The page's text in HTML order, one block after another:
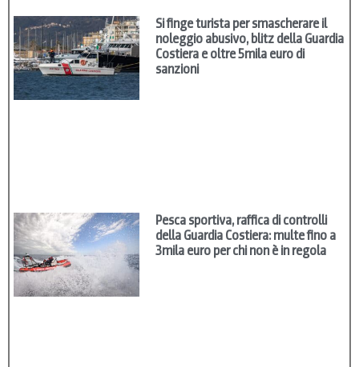
Si finge turista per smascherare il
noleggio abusivo, blitz della Guardia
Costiera e oltre 5mila euro di
sanzioni
Pesca sportiva, raffica di controlli
della Guardia Costiera: multe fino a
3mila euro per chi non è in regola